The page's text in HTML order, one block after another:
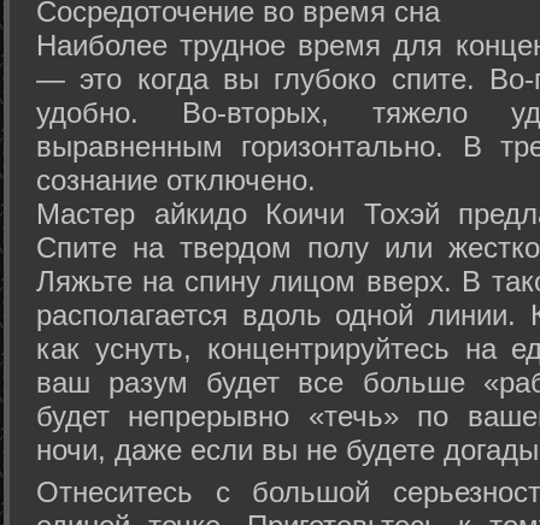
Сосредоточение во время сна
Наиболее трудное время для
— это когда вы глубоко спите.
удобно. Во-вторых, тяжело
выравненным горизонтально. В
сознание отключено.
Мастер айкидо Коичи Тохэй
Спите на твердом полу или
Ляжьте на спину лицом вверх. В
располагается вдоль одной
как уснуть, концентрируйтесь на
ваш разум будет все больше
будет непрерывно «течь» по
ночи, даже если вы не будете
Отнеситесь с большой